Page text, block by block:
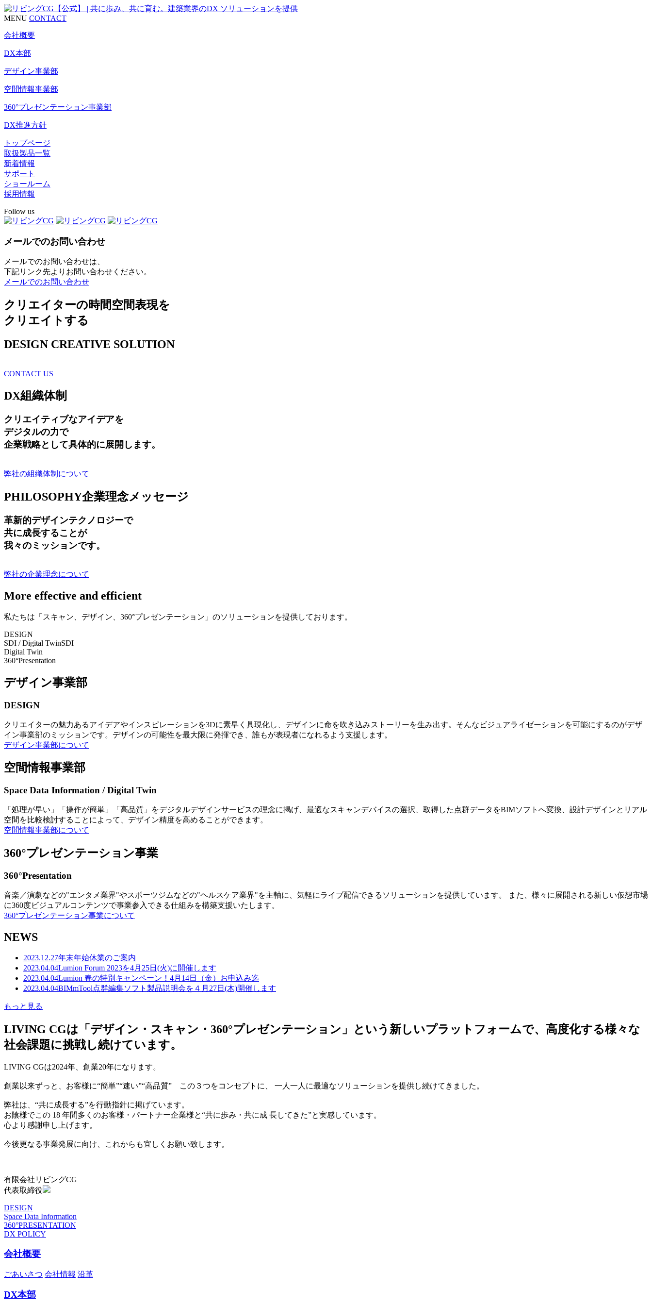
MENU CONTACT
会社概要
DX本部
デザイン事業部
空間情報事業部
360°プレゼンテーション事業部
DX推進方針
トップページ
取扱製品一覧
新着情報
サポート
ショールーム
採用情報
Follow us
メールでのお問い合わせ
メールでのお問い合わせは、
下記リンク先よりお問い合わせください。
メールでのお問い合わせ
クリエイターの時間空間表現を
クリエイトする
DESIGN CREATIVE SOLUTION
CONTACT US
DX組織体制
クリエイティブなアイデアを
デジタルの力で
企業戦略として具体的に展開します。
弊社の組織体制について
PHILOSOPHY企業理念メッセージ
革新的デザインテクノロジーで
共に成長することが
我々のミッションです。
弊社の企業理念について
More effective and efficient
私たちは「スキャン、デザイン、360°プレゼンテーション」のソリューションを提供しております。
DESIGN
SDI / Digital TwinSDI
Digital Twin
360°Presentation
デザイン事業部
DESIGN
クリエイターの魅力あるアイデアやインスピレーションを3Dに素早く具現化し、デザインに命を吹き込みストーリーを生み出す。そんなビジュアライゼーションを可能にするのがデザ
イン事業部のミッションです。デザインの可能性を最大限に発揮でき、誰もが表現者になれるよう支援します。
デザイン事業部について
空間情報事業部
Space Data Information / Digital Twin
「処理が早い」「操作が簡単」「高品質」をデジタルデザインサービスの理念に掲げ、最適なスキャンデバイスの選択、取得した点群データをBIMソフトへ変換、設計デザインとリアル
空間を比較検討することによって、デザイン精度を高めることができます。
空間情報事業部について
360°プレゼンテーション事業
360°Presentation
音楽／演劇などの"エンタメ業界"やスポーツジムなどの"ヘルスケア業界"を主軸に、気軽にライブ配信できるソリューションを提供しています。 また、様々に展開される新しい仮想市場
に360度ビジュアルコンテンツで事業参入できる仕組みを構築支援いたします。
360°プレゼンテーション事業について
NEWS
2023.12.27年末年始休業のご案内
2023.04.04Lumion Forum 2023を4月25日(火)に開催します
2023.04.04Lumion 春の特別キャンペーン！4月14日（金）お申込み迄
2023.04.04BIMmTool点群編集ソフト製品説明会を４月27日(木)開催します
もっと見る
LIVING CGは「デザイン・スキャン・360°プレゼンテーション」という新しいプラットフォームで、高度化する様々な
社会課題に挑戦し続けています。
LIVING CGは2024年、創業20年になります。
創業以来ずっと、お客様に“簡単”“速い”“高品質” この３つをコンセプトに、 一人一人に最適なソリューションを提供し続けてきました。
弊社は、“共に成長する”を行動指針に掲げています。
お陰様でこの 18 年間多くのお客様・パートナー企業様と“共に歩み・共に成 長してきた”と実感しています。
心より感謝申し上げます。
今後更なる事業発展に向け、これからも宜しくお願い致します。
有限会社リビングCG
代表取締役
DESIGN
Space Data Information
360°PRESENTATION
DX POLICY
会社概要
ごあいさつ 会社情報 沿革
DX本部